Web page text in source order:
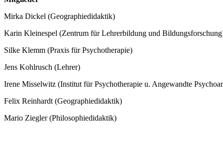
Mirka Dickel (Geographiedidaktik)
Karin Kleinespel (Zentrum für Lehrerbildung und
Silke Klemm (Praxis für Psychotherapie)
Jens Kohlrusch (Lehrer)
Irene Misselwitz (Institut für Psychotherapie u. Angewandte
Felix Reinhardt (Geographiedidaktik)
Mario Ziegler (Philosophiedidaktik)